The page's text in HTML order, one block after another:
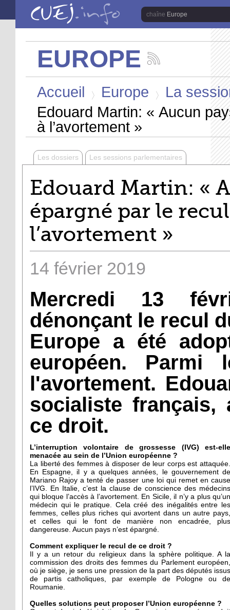
Aller au contenu principal
Europe
EUROPE
les
de
la
Europe
Accueil Europe
La
Edouard Martin: « Aucun
à l’avortement »
Les dossiers Les sessions parlementaires
Edouard Martin: «
épargné par le
l’avortement »
14 février 2019
Mercredi 13
dénonçant le recul
Europe a été
européen. Parmi
l'avortement.
socialiste
ce droit.
L’interruption volontaire de grossesse (IVG) est-elle
menacée au sein de l’Union européenne ?
La liberté des femmes à disposer de leur corps est attaquée.
En Espagne, il y a quelques années, le gouvernement de
Mariano Rajoy a tenté de passer une loi qui remet en cause
l’IVG. En Italie, c’est la clause de conscience des médecins
qui bloque l’accès à l’avortement. En Sicile, il n’y a plus qu’un
médecin qui le pratique. Cela créé des inégalités entre les
femmes, celles plus riches qui avortent dans un autre pays,
et celles qui le font de manière non encadrée, plus
dangereuse. Aucun pays n’est épargné.
Comment expliquer le recul de ce droit ?
Il y a un retour du religieux dans la sphère politique. A la
commission des droits des femmes du Parlement européen,
où je siège, je sens une pression de la part des députés issus
de partis catholiques, par exemple de Pologne ou de
Roumanie.
Quelles solutions peut proposer l’Union européenne ?